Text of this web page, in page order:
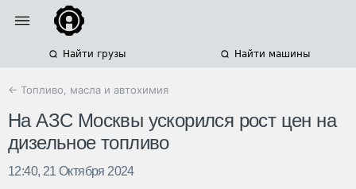
Найти грузы Найти машины
← Топливо, масла и автохимия
На АЗС Москвы ускорился рост цен на
дизельное топливо
12:40, 21 Октября 2024